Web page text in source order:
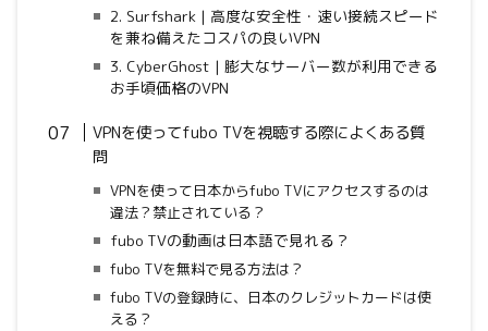
2. Surfshark | 高度な安全性・速い接続スピード
を兼ね備えたコスパの良いVPN
3. CyberGhost | 膨大なサーバー数が利用できる
お手頃価格のVPN
VPNを使ってfubo TVを視聴する際によくある質
問
VPNを使って日本からfubo TVにアクセスするのは
違法？禁止されている？
fubo TVの動画は日本語で見れる？
fubo TVを無料で見る方法は？
fubo TVの登録時に、日本のクレジットカードは使
える？